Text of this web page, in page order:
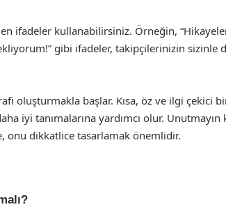
ifadeler kullanabilirsiniz. Örneğin,
gibi ifadeler, takipçilerinizin sizinle
oluşturmakla başlar. Kısa, öz ve ilgi çekici
iyi tanımalarına yardımcı olur. Unutmayın
dikkatlice tasarlamak önemlidir.